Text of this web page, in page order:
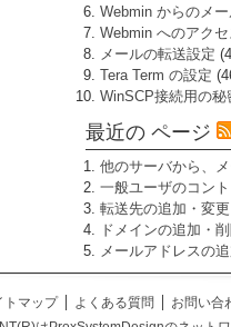
Webmin からのメ
Webmin へのアク
メールの転送設定
Tera Term の設定
WinSCP接続用の秘
最近の ページ
他のサーバから、
一般ユーザのコン
転送先の追加・変
ドメインの追加・
メールアドレスの
トマップ よくある質問 お問い合